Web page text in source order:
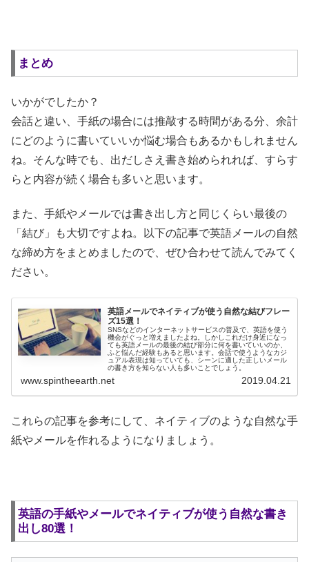
まとめ
いかがでしたか？
会話と違い、手紙の場合には推敲する時間がある分、余計
にどのように書いていいか悩む場合もあるかもしれません
ね。そんな時でも、出だしさえ書き始められれば、すらす
らと内容が続く場合も多いと思います。
また、手紙やメールでは書き出し方と同じくらい最後の
「結び」も大切ですよね。以下の記事で英語メールの自然
な締め方をまとめましたので、ぜひ合わせて読んでみてく
ださい。
英語メールでネイティブが使う自然な結びフレー
ズ15選！
SNSなどのインターネットサービスの普及で、英語を使う
機会がぐっと増えましたよね。しかしこれだけ身近になっ
ても英語メールの最後の結び部分に何を書いていいのか、
ふと悩んだ経験もあると思います。会話で使うようなカジ
ュアル表現は知っていても、シーンに適した正しいメール
の書き方を知らない人も多いことでしょう。
www.spintheearth.net 2019.04.21
これらの記事を参考にして、ネイティブのような自然な手
紙やメールを作れるようになりましょう。
英語の手紙やメールでネイティブが使う自然な書き
出し80選！